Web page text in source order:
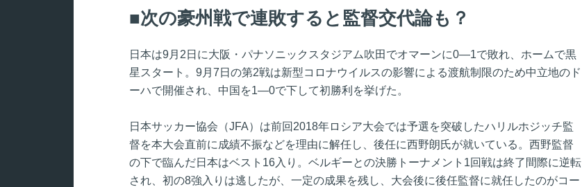
次の豪州戦で連敗すると監督交代論も？
日本は9月2日に大阪・パナソニックスタジアム吹田でオマーンに0―1で敗れ、ホームで黒
星スタート。9月7日の第2戦は新型コロナウイルスの影響による渡航制限のため中立地のド
ーハで開催され、中国を1―0で下して初勝利を挙げた。
日本サッカー協会（JFA）は前回2018年ロシア大会では予選を突破したハリルホジッチ監
督を本大会直前に成績不振などを理由に解任し、後任に西野朗氏が就いている。西野監督
の下で臨んだ日本はベスト16入り。ベルギーとの決勝トーナメント1回戦は終了間際に逆転
され、初の8強入りは逃したが、一定の成果を残し、大会後に後任監督に就任したのがコー